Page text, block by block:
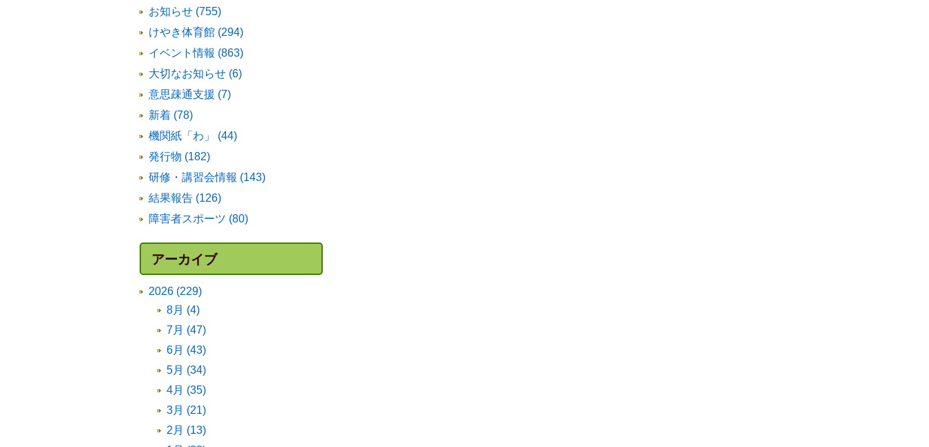
お知らせ (755)
けやき体育館 (294)
イベント情報 (863)
大切なお知らせ (6)
意思疎通支援 (7)
新着 (78)
機関紙「わ」 (44)
発行物 (182)
研修・講習会情報 (143)
結果報告 (126)
障害者スポーツ (80)
アーカイブ
2026 (229)
8月 (4)
7月 (47)
6月 (43)
5月 (34)
4月 (35)
3月 (21)
2月 (13)